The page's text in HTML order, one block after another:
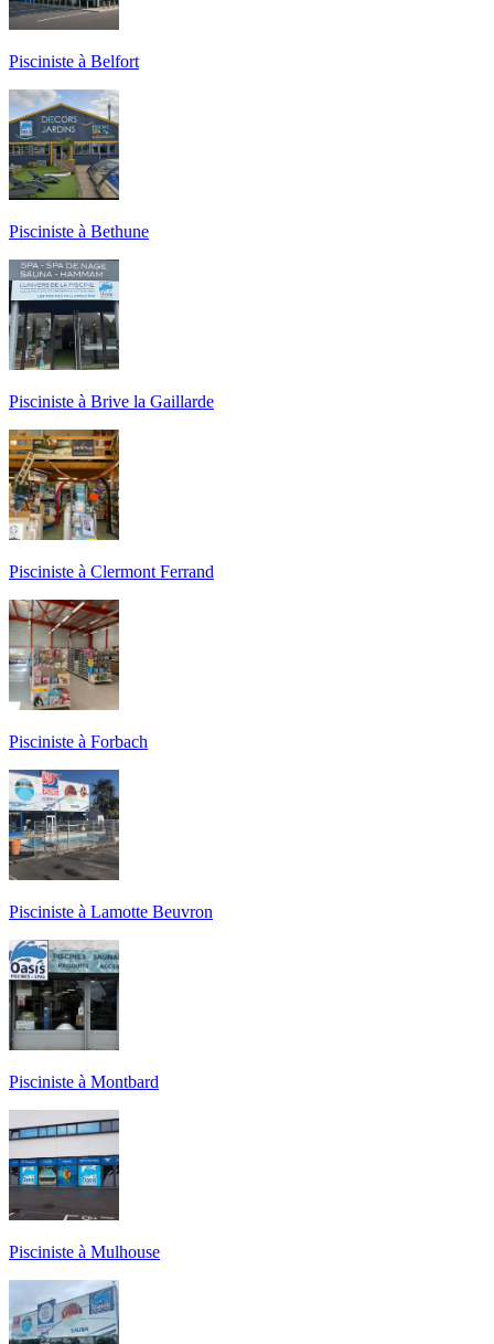
Pisciniste à Belfort
Pisciniste à Bethune
Pisciniste à Brive la Gaillarde
Pisciniste à Clermont Ferrand
Pisciniste à Forbach
Pisciniste à Lamotte Beuvron
Pisciniste à Montbard
Pisciniste à Mulhouse